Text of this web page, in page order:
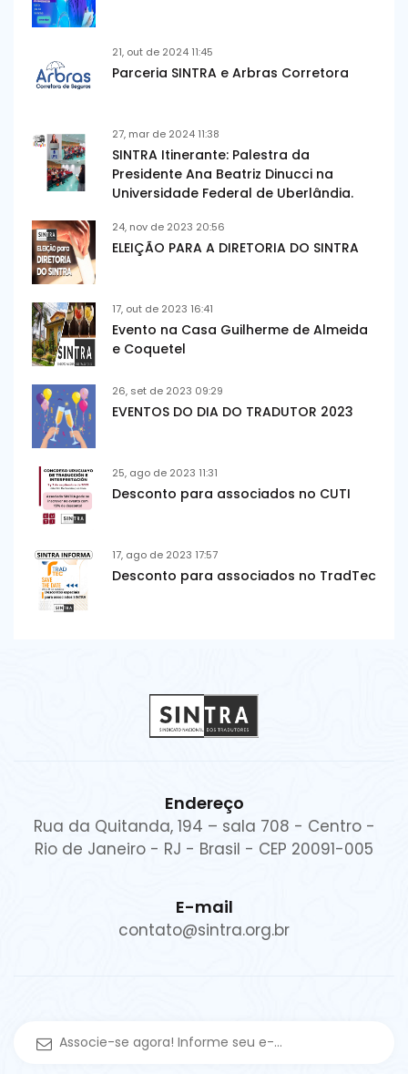
21, out de 2024 11:45
Parceria SINTRA e Arbras Corretora
27, mar de 2024 11:38
SINTRA Itinerante: Palestra da
Presidente Ana Beatriz Dinucci na
Universidade Federal de Uberlândia.
24, nov de 2023 20:56
ELEIÇÃO PARA A DIRETORIA DO SINTRA
17, out de 2023 16:41
Evento na Casa Guilherme de Almeida
e Coquetel
26, set de 2023 09:29
EVENTOS DO DIA DO TRADUTOR 2023
25, ago de 2023 11:31
Desconto para associados no CUTI
17, ago de 2023 17:57
Desconto para associados no TradTec
Endereço
Rua da Quitanda, 194 – sala 708 - Centro -
Rio de Janeiro - RJ - Brasil - CEP 20091-005
E-mail
contato@sintra.org.br